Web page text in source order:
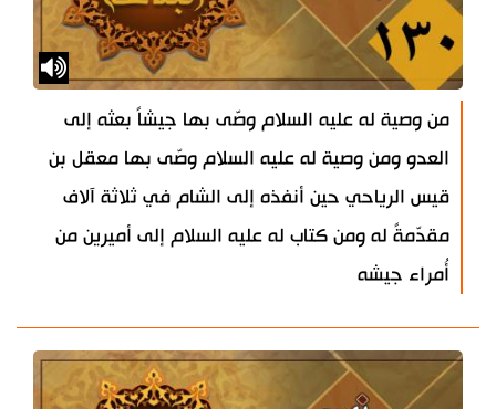
من وصية له عليه السلام وصّى بها جيشاً بعثه إلى
العدو ومن وصية له عليه السلام وصّى بها معقل بن
قيس الرياحي حين أنفذه إلى الشام في ثلاثة آلاف
مقدّمةً له ومن كتاب له عليه السلام إلى أميرين من
أُمراء جيشه